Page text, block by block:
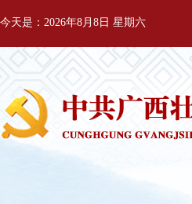
今天是：2026年8月8日 星期六